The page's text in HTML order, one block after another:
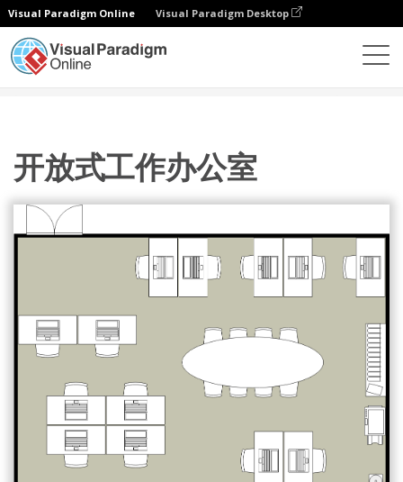
Visual Paradigm Online Visual Paradigm Desktop
开放式工作办公室